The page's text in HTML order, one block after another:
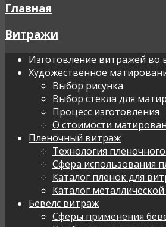
Главная
Витражи
Изготовление витражей во
Художественное
Выбор рисунка
Выбор стекла для
Процесс изготовления
О стоимости
Пленочный витраж
Технология
Сфера использования
Каталог пленок для
Каталог
Бевелс витраж
Сферы применения